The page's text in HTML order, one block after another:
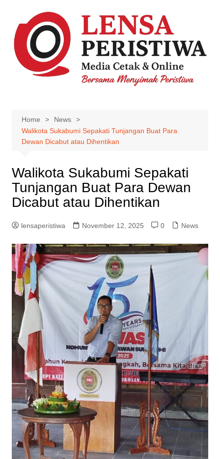
content
Home
News
Walikota Sukabumi Sepakati Tunjangan Buat Para
Dewan Dicabut atau Dihentikan
Walikota Sukabumi Sepakati
Tunjangan Buat Para Dewan
Dicabut atau Dihentikan
lensaperistiwa November 12, 2025 0 News